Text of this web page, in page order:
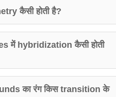
कैसी होती है?
में hybridization कैसी होती
का रंग किस transition के